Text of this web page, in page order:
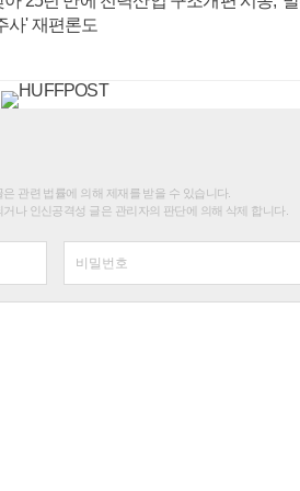
사' 재편론도
관련 법률에 의해 제재를 받을 수 있습니다.
나 인신공격성 글은 관리자의 판단에 의해 삭제 합니다.